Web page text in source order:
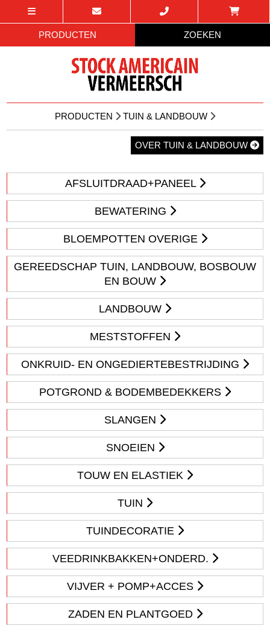
PRODUCTEN ZOEKEN
PRODUCTEN TUIN & LANDBOUW
OVER TUIN & LANDBOUW
AFSLUITDRAAD+PANEEL
BEWATERING
BLOEMPOTTEN OVERIGE
GEREEDSCHAP TUIN, LANDBOUW, BOSBOUW
EN BOUW
LANDBOUW
MESTSTOFFEN
ONKRUID- EN ONGEDIERTEBESTRIJDING
POTGROND & BODEMBEDEKKERS
SLANGEN
SNOEIEN
TOUW EN ELASTIEK
TUIN
TUINDECORATIE
VEEDRINKBAKKEN+ONDERD.
VIJVER + POMP+ACCES
ZADEN EN PLANTGOED